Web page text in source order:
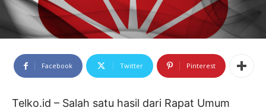
Facebook Twitter Pinterest
Telko.id – Salah satu hasil dari Rapat Umum